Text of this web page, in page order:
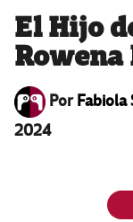
El Hijo
Rowena
PorFabiola
2024